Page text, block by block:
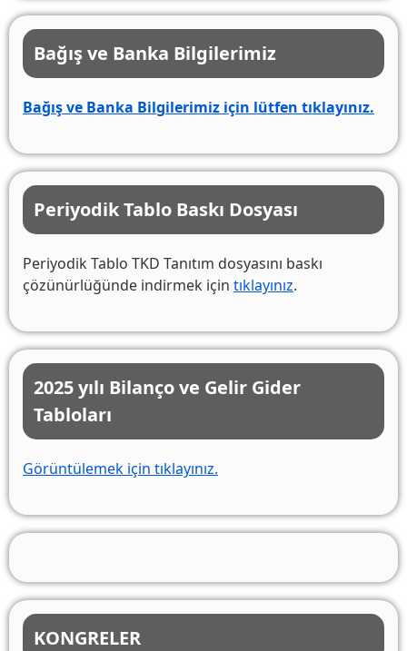
Bağış ve Banka Bilgilerimiz
Bağış ve Banka Bilgilerimiz için lütfen tıklayınız.
Periyodik Tablo Baskı Dosyası
Periyodik Tablo TKD Tanıtım dosyasını baskı
çözünürlüğünde indirmek için tıklayınız.
2025 yılı Bilanço ve Gelir Gider
Tabloları
Görüntülemek için tıklayınız.
KONGRELER